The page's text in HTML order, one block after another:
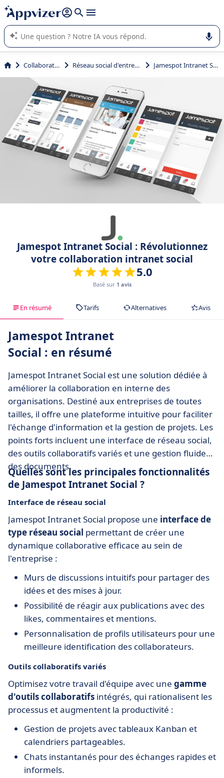
répondre (plusieurs lignes avec
L'IA de Appvizer vous guide dans l'utilisation ou la sélection de
logiciel SaaS en entreprise.
Collaboration Réseau social d'entreprise Jamespot Intranet Social
Jamespot Intranet Social : Révolutionnez
votre collaboration intranet social
5.0
Basé sur 1 avis
En résumé Tarifs Alternatives Avis
Jamespot Intranet
Social : en résumé
Jamespot Intranet Social est une solution dédiée à
améliorer la collaboration en interne des
organisations. Destiné aux entreprises de toutes
tailles, il offre une plateforme intuitive pour faciliter
l'échange d'information et la gestion de projets. Les
points forts incluent une interface de réseau social,
des outils collaboratifs variés et une gestion fluide
des documents.
Quelles sont les principales fonctionnalités
de Jamespot Intranet Social ?
Interface de réseau social
Jamespot Intranet Social propose une interface de
type réseau social permettant de créer une
dynamique collaborative efficace au sein de
l'entreprise :
Murs de discussions intuitifs pour partager des
idées et des mises à jour.
Possibilité de réagir aux publications avec des
likes, commentaires et mentions.
Personnalisation de profils utilisateurs pour une
meilleure identification des collaborateurs.
Outils collaboratifs variés
Optimisez votre travail d'équipe avec une gamme
d'outils collaboratifs intégrés, qui rationalisent les
processus et augmentent la productivité :
Gestion de projets avec tableaux Kanban et
calendriers partageables.
Chats instantanés pour des échanges rapides et
informels.